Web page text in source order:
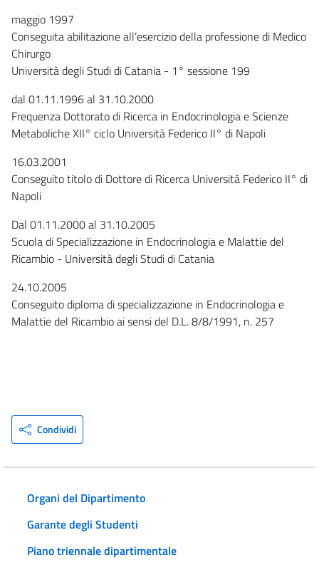
maggio 1997
Conseguita abilitazione all’esercizio della professione di Medico
Chirurgo
Università degli Studi di Catania - 1° sessione 199
dal 01.11.1996 al 31.10.2000
Frequenza Dottorato di Ricerca in Endocrinologia e Scienze
Metaboliche XII° ciclo Università Federico II° di Napoli
16.03.2001
Conseguito titolo di Dottore di Ricerca Università Federico II° di
Napoli
Dal 01.11.2000 al 31.10.2005
Scuola di Specializzazione in Endocrinologia e Malattie del
Ricambio - Università degli Studi di Catania
24.10.2005
Conseguito diploma di specializzazione in Endocrinologia e
Malattie del Ricambio ai sensi del D.L. 8/8/1991, n. 257
Condividi
Organi del Dipartimento
Garante degli Studenti
Piano triennale dipartimentale